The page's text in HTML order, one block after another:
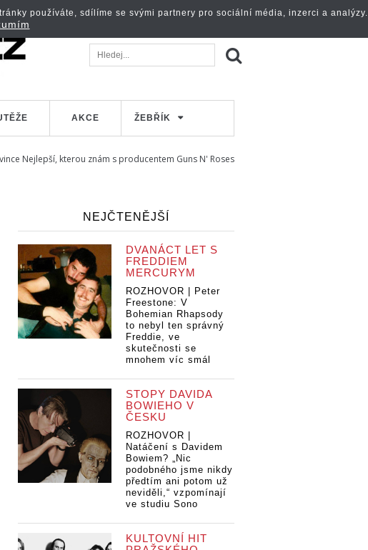
AKCE ŽEBŘÍK
Nejlepší, kterou znám s producentem Guns N' Roses
NEJČTENĚJŠÍ
DVANÁCT LET S
FREDDIEM
MERCURYM
ROZHOVOR | Peter
Freestone: V
Bohemian Rhapsody
to nebyl ten správný
Freddie, ve
skutečnosti se
mnohem víc smál
STOPY DAVIDA
BOWIEHO V
ČESKU
ROZHOVOR |
Natáčení s Davidem
Bowiem? „Nic
podobného jsme nikdy
předtím ani potom už
neviděli,“ vzpomínají
ve studiu Sono
KULTOVNÍ HIT
používáte, sdílíme se svými partnery pro sociální média, inzerci a analýzy.